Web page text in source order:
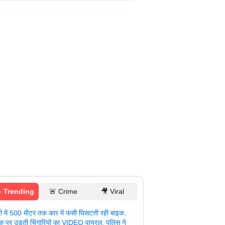
Trending 🚨 Crime 🎥 Viral
में 500 मीटर तक कार में फंसी घिसटती रही बाइक,
पर उड़ती चिंगारियों का VIDEO वायरल, पुलिस ने